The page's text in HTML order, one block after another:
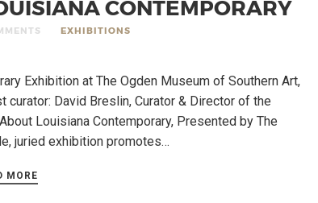
CONTEMPORARY
EXHIBITIONS
Exhibition at The Ogden Museum of Southern Art,
curator: David Breslin, Curator & Director of the
Louisiana Contemporary, Presented by The
juried exhibition promotes…
MORE